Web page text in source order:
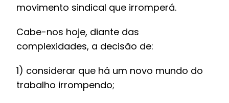
movimento sindical que irromperá.
Cabe-nos hoje, diante das
complexidades, a decisão de:
1) considerar que há um novo mundo do
trabalho irrompendo;